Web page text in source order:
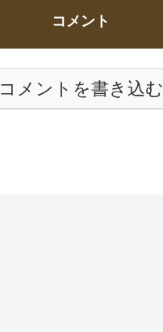
コメント
コメントを書き込む